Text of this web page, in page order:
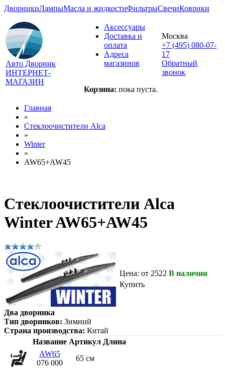
ДворникиЛампыМасла и жидкостиФильтрыСвечиКоврики
Авто Дворник
ИНТЕРНЕТ-
МАГАЗИН
Аксессуары
Доставка и
оплата
Адреса
магазинов
Корзина: пока пуста.
Москва
+7 (495) 080-07-
17
Обратный
звонок
Главная
»
Стеклоочистители Alca
»
Winter
»
AW65+AW45
Стеклоочистители Alca
Winter AW65+AW45
Цена: от 2522 В наличии
Купить
Два дворника
Тип дворников: Зимний
Страна производства: Китай
Название Артикул Длина
AW65
076 000
65 см